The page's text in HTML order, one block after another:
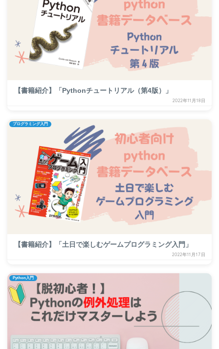
【書籍紹介】「Pythonチュートリアル（第4版）」
2022年11月18日
プログラミング入門
【書籍紹介】「土日で楽しむゲームプログラミング入門」
2022年11月17日
Python入門